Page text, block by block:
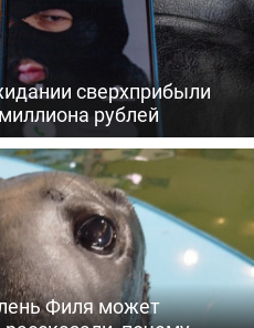
сверхприбыли
рублей
Филя может